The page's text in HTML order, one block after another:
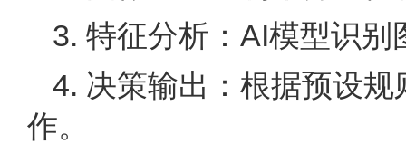
3. 特征分析：AI模型识
4. 决策输出：根据预设
作。